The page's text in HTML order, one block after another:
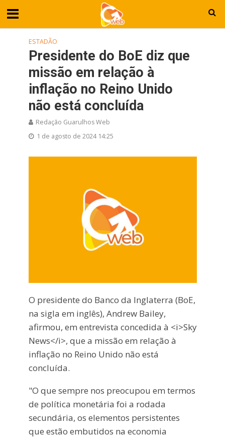
ESTADÃO
Presidente do BoE diz que
missão em relação à
inflação no Reino Unido
não está concluída
Redação Guarulhos Web
1 de agosto de 2024 14:25
O presidente do Banco da Inglaterra (BoE,
na sigla em inglês), Andrew Bailey,
afirmou, em entrevista concedida à <i>Sky
News</i>, que a missão em relação à
inflação no Reino Unido não está
concluída.
"O que sempre nos preocupou em termos
de política monetária foi a rodada
secundária, os elementos persistentes
que estão embutidos na economia